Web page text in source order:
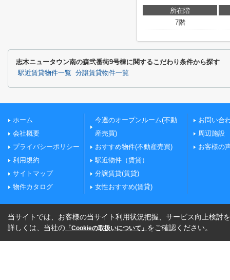
所在階
7階
志木ニュータウン南の森弐番街9号棟に関するこだわり条件から探す
駅近賃貸物件一覧 分譲賃貸物件一覧
ホーム
会社概要
プライバシーポリシー
利用規約
サイトマップ
物件カタログ
今週のオープンルーム(不動
産売買)
おすすめ物件(不動産売買)
駅近物件（賃貸）
分譲賃貸(賃貸)
女性おすすめ(賃貸)
お問い合
周辺施設
お客様の
当サイトでは、お客様の当サイト利用状況把握、サービス向上検討
詳しくは、当社の 「Cookieの取扱いについて」 をご確認ください。